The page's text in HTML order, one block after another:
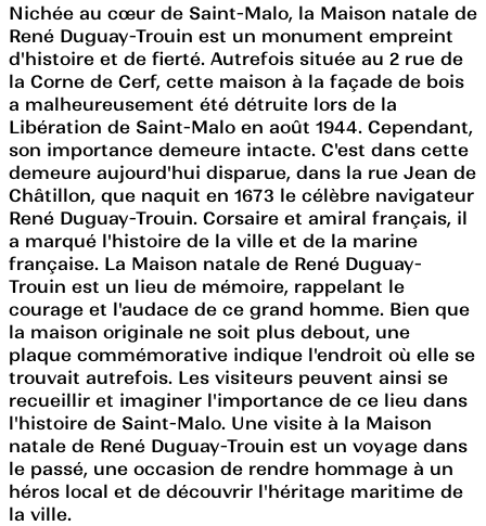
Nichée au cœur de Saint-Malo, la Maison natale de
René Duguay-Trouin est un monument empreint
d'histoire et de fierté. Autrefois située au 2 rue de
la Corne de Cerf, cette maison à la façade de bois
a malheureusement été détruite lors de la
Libération de Saint-Malo en août 1944. Cependant,
son importance demeure intacte. C'est dans cette
demeure aujourd'hui disparue, dans la rue Jean de
Châtillon, que naquit en 1673 le célèbre navigateur
René Duguay-Trouin. Corsaire et amiral français, il
a marqué l'histoire de la ville et de la marine
française. La Maison natale de René Duguay-
Trouin est un lieu de mémoire, rappelant le
courage et l'audace de ce grand homme. Bien que
la maison originale ne soit plus debout, une
plaque commémorative indique l'endroit où elle se
trouvait autrefois. Les visiteurs peuvent ainsi se
recueillir et imaginer l'importance de ce lieu dans
l'histoire de Saint-Malo. Une visite à la Maison
natale de René Duguay-Trouin est un voyage dans
le passé, une occasion de rendre hommage à un
héros local et de découvrir l'héritage maritime de
la ville.